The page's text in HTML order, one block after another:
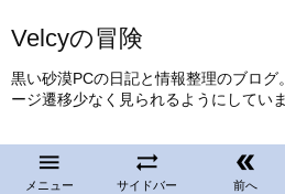
Velcyの冒険
黒い砂漠PCの日記と情報整理のブロ
ージ遷移少なく見られるようにしていま

メニュー

サイドバー

前へ